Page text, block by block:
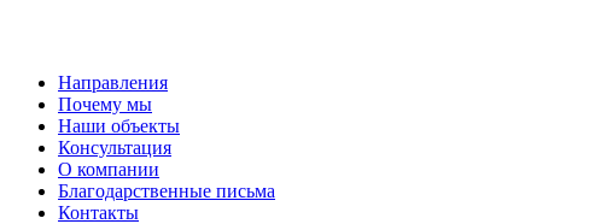
Направления
Почему мы
Наши объекты
Консультация
О компании
Благодарственные письма
Контакты